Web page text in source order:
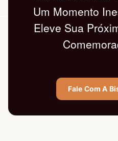
Um Momento
Eleve Sua
Fale Com A